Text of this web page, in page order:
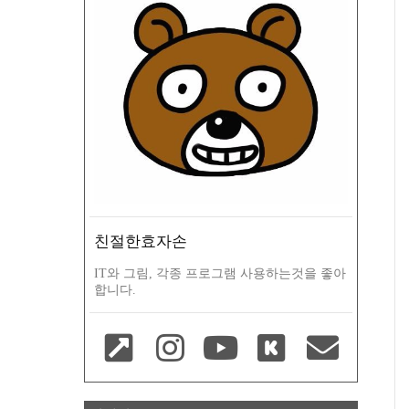
친절한효자손
IT와 그림, 각종 프로그램 사용하는것을 좋아
합니다.